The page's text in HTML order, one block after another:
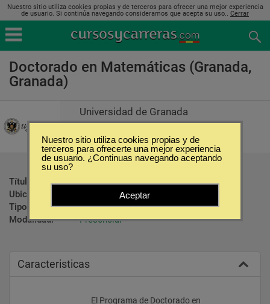
Nuestro sitio utiliza cookies propias y de terceros para ofrecer una mejor experiencia
de usuario. Si continúa navegando consideramos que acepta su uso.. Cerrar
Doctorado en Matemáticas (Granada,
Granada)
Universidad de Granada
Título ofrecido:
Título de Doctor/a
Ubicación:
Granada - Granada
Tipo:
Doctorados
Modalidad:
Presencial
Caracteristicas
Nuestro sitio utiliza cookies propias y de
terceros para ofrecerte una mejor experiencia
de usuario. ¿Continuas navegando aceptando
su uso?
Aceptar